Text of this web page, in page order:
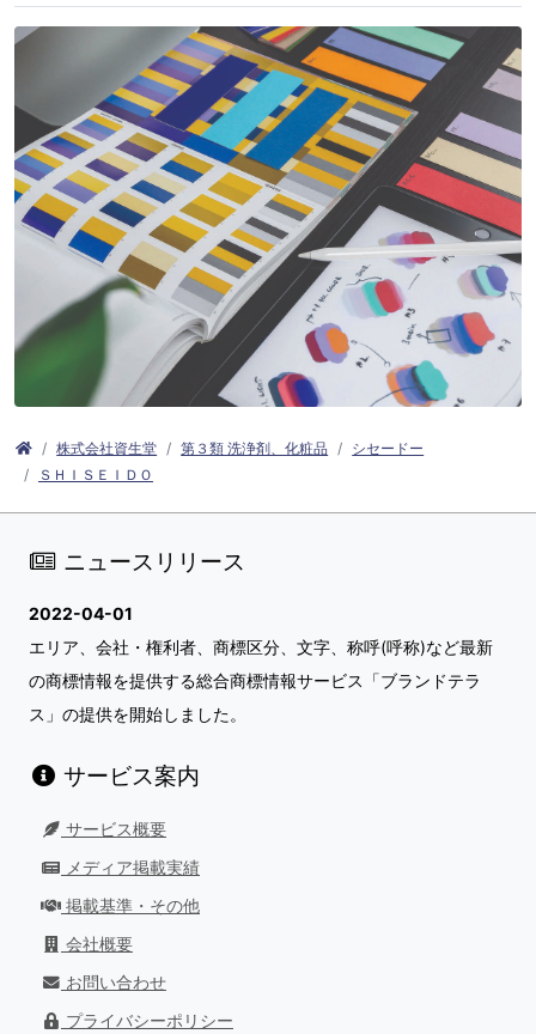
株式会社資生堂 第３類 洗浄剤、化粧品
シセードー
ＳＨＩＳＥＩＤＯ
ニュースリリース
2022-04-01
エリア、会社・権利者、商標区分、文字、称呼(呼称)など最新
の商標情報を提供する総合商標情報サービス「ブランドテラ
ス」の提供を開始しました。
サービス案内
サービス概要
メディア掲載実績
掲載基準・その他
会社概要
お問い合わせ
プライバシーポリシー